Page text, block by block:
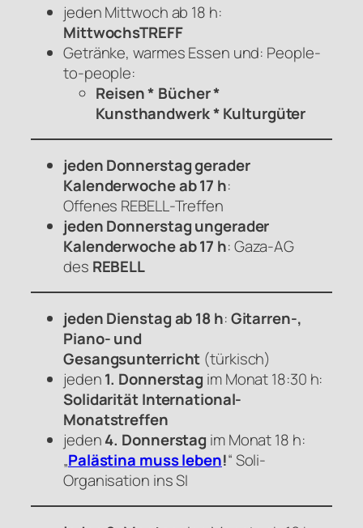
jeden Mittwoch ab 18 h:
MittwochsTREFF
Getränke, warmes Essen und: People-
to-people:
Reisen * Bücher *
Kunsthandwerk * Kulturgüter
jeden Donnerstag gerader
Kalenderwoche ab 17 h:
Offenes REBELL-Treffen
jeden Donnerstag ungerader
Kalenderwoche ab 17 h: Gaza-AG
des REBELL
jeden Dienstag ab 18 h:Gitarren-,
Piano- und
Gesangsunterricht (türkisch)
jeden1. Donnerstag im Monat 18:30 h:
Solidarität International-
Monatstreffen
jeden4. Donnerstag im Monat 18 h:
„Palästina muss leben!“ Soli-
Organisation ins SI